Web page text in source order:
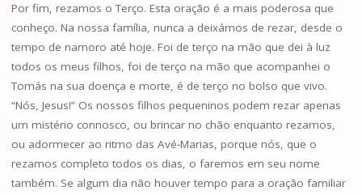
Por fim, rezamos o Terço. Esta oração é a mais poderosa que
conheço. Na nossa família, nunca a deixámos de rezar, desde o
tempo de namoro até hoje. Foi de terço na mão que dei à luz
todos os meus filhos, foi de terço na mão que acompanhei o
Tomás na sua doença e morte, é de terço no bolso que vivo.
“Nós, Jesus!” Os nossos filhos pequeninos podem rezar apenas
um mistério connosco, ou brincar no chão enquanto rezamos,
ou adormecer ao ritmo das Avé-Marias, porque nós, que o
rezamos completo todos os dias, o faremos em seu nome
também. Se algum dia não houver tempo para a oração familiar